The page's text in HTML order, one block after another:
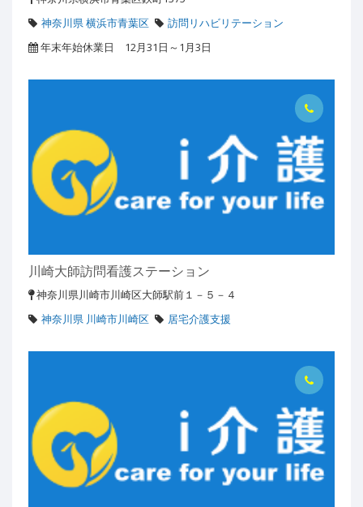
神奈川県 横浜市青葉区
訪問リハビリテーション
年末年始休業日 12月31日～1月3日
川崎大師訪問看護ステーション
神奈川県川崎市川崎区大師駅前１－５－４
神奈川県 川崎市川崎区
居宅介護支援